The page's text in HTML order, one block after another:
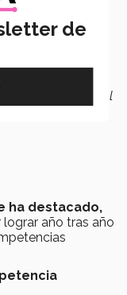
se ponga la
el nombre
un equipo,
haya peones ni
porque tienen el
finalizó el coach
ha destacado,
lograr año tras año
de